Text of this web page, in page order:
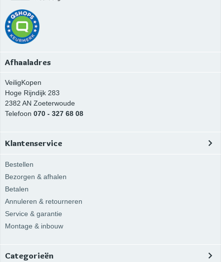
Afhaaladres
VeiligKopen
Hoge Rijndijk 283
2382 AN Zoeterwoude
Telefoon 070 - 327 68 08
Klantenservice
Bestellen
Bezorgen & afhalen
Betalen
Annuleren & retourneren
Service & garantie
Montage & inbouw
Categorieën